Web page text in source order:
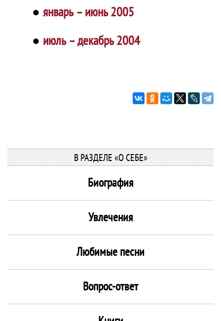
● январь – июнь 2005
● июль – декабрь 2004
В РАЗДЕЛЕ «О СЕБЕ»
Биография
Увлечения
Любимые песни
Вопрос-ответ